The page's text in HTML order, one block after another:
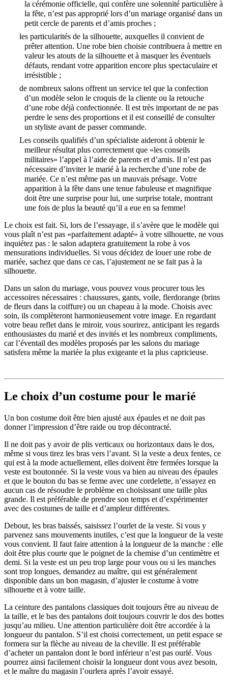
la cérémonie officielle, qui confère une solennité particulière à
la fête, n’est pas approprié lors d’un mariage organisé dans un
petit cercle de parents et d’amis proches ;
les particularités de la silhouette, auxquelles il convient de
prêter attention. Une robe bien choisie contribuera à mettre en
valeur les atouts de la silhouette et à masquer les éventuels
défauts, rendant votre apparition encore plus spectaculaire et
irrésistible ;
de nombreux salons offrent un service tel que la confection
d’un modèle selon le croquis de la cliente ou la retouche
d’une robe déjà confectionnée. Il est très important de ne pas
perdre le sens des proportions et il est conseillé de consulter
un styliste avant de passer commande.
Les conseils qualifiés d’un spécialiste aideront à obtenir le
meilleur résultat plus correctement que «les conseils
militaires» l’appel à l’aide de parents et d’amis. Il n’est pas
nécessaire d’inviter le marié à la recherche d’une robe de
mariée. Ce n’est même pas un mauvais présage. Votre
apparition à la fête dans une tenue fabuleuse et magnifique
doit être une surprise pour lui, une surprise totale, montrant
une fois de plus la beauté qu’il a eue en sa femme!
Le choix est fait. Si, lors de l’essayage, il s’avère que le modèle qui
vous plaît n’est pas «parfaitement adapté» à votre silhouette, ne vous
inquiétez pas : le salon adaptera gratuitement la robe à vos
mensurations individuelles. Si vous décidez de louer une robe de
mariée, sachez que dans ce cas, l’ajustement ne se fait pas à la
silhouette.
Dans un salon du mariage, vous pouvez vous procurer tous les
accessoires nécessaires : chaussures, gants, voile, flerdorange (brins
de fleurs dans la coiffure) ou un chapeau à la mode. Choisis avec
soin, ils complèteront harmonieusement votre image. En regardant
votre beau reflet dans le miroir, vous sourirez, anticipant les regards
enthousiastes du marié et des invités et les nombreux compliments,
car l’éventail des modèles proposés par les salons du mariage
satisfera même la mariée la plus exigeante et la plus capricieuse.
Le choix d’un costume pour le marié
Un bon costume doit être bien ajusté aux épaules et ne doit pas
donner l’impression d’être raide ou trop décontracté.
Il ne doit pas y avoir de plis verticaux ou horizontaux dans le dos,
même si vous tirez les bras vers l’avant. Si la veste a deux fentes, ce
qui est à la mode actuellement, elles doivent être fermées lorsque la
veste est boutonnée. Si la veste vous va bien au niveau des épaules
et que le bouton du bas se ferme avec une cordelette, n’essayez en
aucun cas de résoudre le problème en choisissant une taille plus
grande. Il est préférable de prendre son temps et d’expérimenter
avec des costumes de taille et d’ampleur différentes.
Debout, les bras baissés, saisissez l’ourlet de la veste. Si vous y
parvenez sans mouvements inutiles, c’est que la longueur de la veste
vous convient. Il faut faire attention à la longueur de la manche : elle
doit être plus courte que le poignet de la chemise d’un centimètre et
demi. Si la veste est un peu trop large pour vous ou si les manches
sont trop longues, demandez au maître, qui est généralement
disponible dans un bon magasin, d’ajuster le costume à votre
silhouette et à votre taille.
La ceinture des pantalons classiques doit toujours être au niveau de
la taille, et le bas des pantalons doit toujours couvrir le dos des bottes
jusqu’au milieu. Une attention particulière doit être accordée à la
longueur du pantalon. S’il est choisi correctement, un petit espace se
formera sur la flèche au niveau de la cheville. Il est préférable
d’acheter un pantalon dont le bord inférieur n’est pas ourlé. Vous
pourrez ainsi facilement choisir la longueur dont vous avez besoin,
et le maître du magasin l’ourlera après l’avoir essayé.